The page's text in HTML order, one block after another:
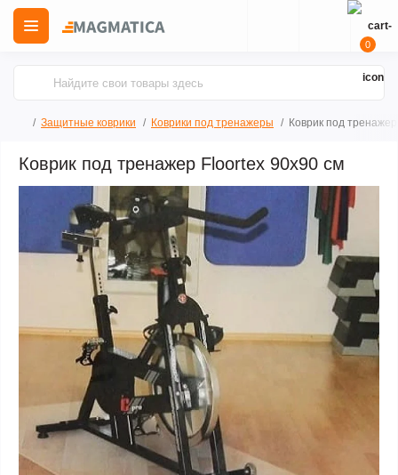
0
Защитные коврики Коврики под тренажеры Коврик под
Коврик под тренажер Floortex 90х90 см